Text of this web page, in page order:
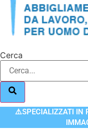
Cerca
⚠️SPECIALIZZATI IN